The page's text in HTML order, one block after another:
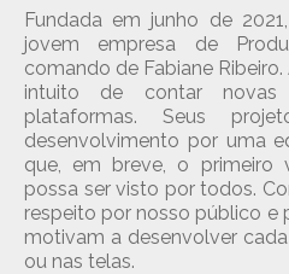
Fundada em junho de
jovem empresa de
comando de Fabiane
intuito de contar novas
plataformas. Seus
desenvolvimento por uma
que, em breve, o primeiro
possa ser visto por todos.
respeito por nosso público e
motivam a desenvolver
ou nas telas.